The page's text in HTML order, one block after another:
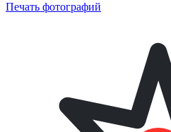
Печать фотографий